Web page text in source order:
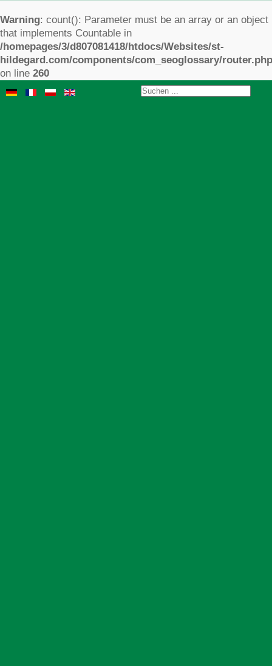
Warning: count(): Parameter must be an array or an object
that implements Countable in
/homepages/3/d807081418/htdocs/Websites/st-
hildegard.com/components/com_seoglossary/router.php
on line 260